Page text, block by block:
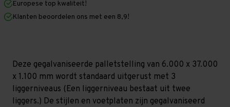
1.100
mm
-
Zwaar
-
T100
1.100
mm
-
Zwaar
-
T100
Europese top kwaliteit!
Klanten beoordelen ons met een 8,9!
Deze gegalvaniseerde palletstelling van 6.000 x 37.000
x 1.100 mm wordt standaard uitgerust met 3
liggerniveaus (Een liggerniveau bestaat uit twee
liggers.) De stijlen en voetplaten zijn gegalvaniseerd